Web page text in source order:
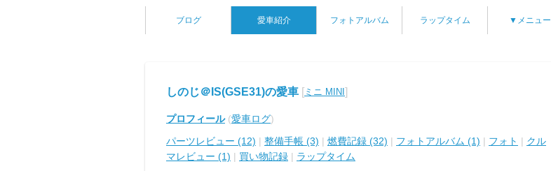
ブログ 愛車紹介 フォトアルバム ラップタイム ▼メニュー
しのじ＠IS(GSE31)の愛車 [ ミニ MINI ]
プロフィール(愛車ログ)
パーツレビュー (12) | 整備手帳 (3) | 燃費記録 (32) | フォトアルバム (1) | フォト | クル
マレビュー (1) | 買い物記録 | ラップタイム